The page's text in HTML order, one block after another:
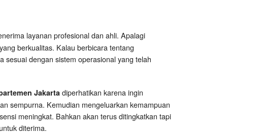
layanan profesional dan ahli. Apalagi
berkualitas. Kalau berbicara tentang
sesuai dengan sistem operasional yang telah
Jakartadiperhatikan karena ingin
sempurna. Kemudian mengeluarkan kemampuan
meningkat. Bahkan akan terus ditingkatkan tapi
diterima.